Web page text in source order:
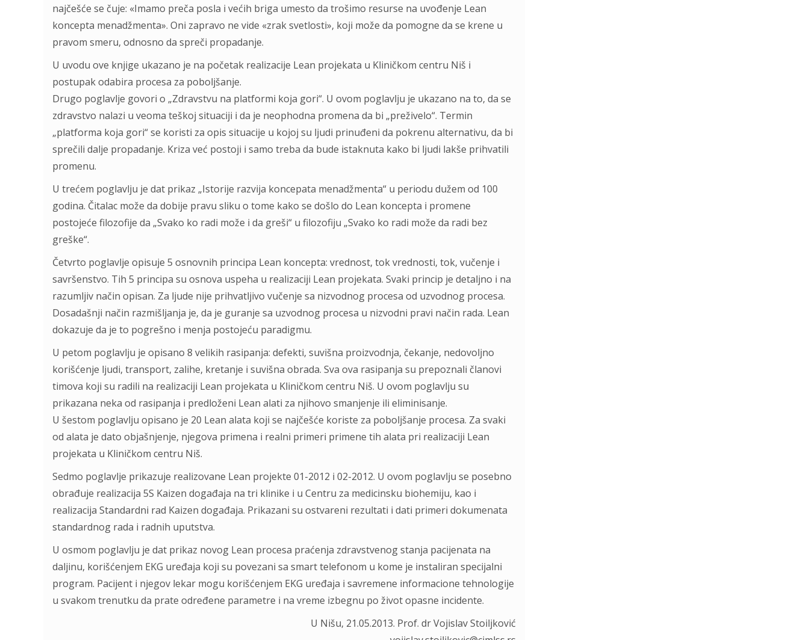
najčešće se čuje: «Imamo preča posla i većih briga umesto da trošimo resurse na uvođenje Lean
koncepta menadžmenta». Oni zapravo ne vide «zrak svetlosti», koji može da pomogne da se krene u
pravom smeru, odnosno da spreči propadanje.
U uvodu ove knjige ukazano je na početak realizacije Lean projekata u Kliničkom centru Niš i
postupak odabira procesa za poboljšanje.
Drugo poglavlje govori o „Zdravstvu na platformi koja gori“. U ovom poglavlju je ukazano na to, da se
zdravstvo nalazi u veoma teškoj situaciji i da je neophodna promena da bi „preživelo“. Termin
„platforma koja gori“ se koristi za opis situacije u kojoj su ljudi prinuđeni da pokrenu alternativu, da bi
sprečili dalje propadanje. Kriza već postoji i samo treba da bude istaknuta kako bi ljudi lakše prihvatili
promenu.
U trećem poglavlju je dat prikaz „Istorije razvija koncepata menadžmenta“ u periodu dužem od 100
godina. Čitalac može da dobije pravu sliku o tome kako se došlo do Lean koncepta i promene
postojeće filozofije da „Svako ko radi može i da greši“ u filozofiju „Svako ko radi može da radi bez
greške“.
Četvrto poglavlje opisuje 5 osnovnih principa Lean koncepta: vrednost, tok vrednosti, tok, vučenje i
savršenstvo. Tih 5 principa su osnova uspeha u realizaciji Lean projekata. Svaki princip je detaljno i na
razumljiv način opisan. Za ljude nije prihvatljivo vučenje sa nizvodnog procesa od uzvodnog procesa.
Dosadašnji način razmišljanja je, da je guranje sa uzvodnog procesa u nizvodni pravi način rada. Lean
dokazuje da je to pogrešno i menja postojeću paradigmu.
U petom poglavlju je opisano 8 velikih rasipanja: defekti, suvišna proizvodnja, čekanje, nedovoljno
korišćenje ljudi, transport, zalihe, kretanje i suvišna obrada. Sva ova rasipanja su prepoznali članovi
timova koji su radili na realizaciji Lean projekata u Kliničkom centru Niš. U ovom poglavlju su
prikazana neka od rasipanja i predloženi Lean alati za njihovo smanjenje ili eliminisanje.
U šestom poglavlju opisano je 20 Lean alata koji se najčešće koriste za poboljšanje procesa. Za svaki
od alata je dato objašnjenje, njegova primena i realni primeri primene tih alata pri realizaciji Lean
projekata u Kliničkom centru Niš.
Sedmo poglavlje prikazuje realizovane Lean projekte 01-2012 i 02-2012. U ovom poglavlju se posebno
obrađuje realizacija 5S Kaizen događaja na tri klinike i u Centru za medicinsku biohemiju, kao i
realizacija Standardni rad Kaizen događaja. Prikazani su ostvareni rezultati i dati primeri dokumenata
standardnog rada i radnih uputstva.
U osmom poglavlju je dat prikaz novog Lean procesa praćenja zdravstvenog stanja pacijenata na
daljinu, korišćenjem EKG uređaja koji su povezani sa smart telefonom u kome je instaliran specijalni
program. Pacijent i njegov lekar mogu korišćenjem EKG uređaja i savremene informacione tehnologije
u svakom trenutku da prate određene parametre i na vreme izbegnu po život opasne incidente.
U Nišu, 21.05.2013. Prof. dr Vojislav Stoiljković